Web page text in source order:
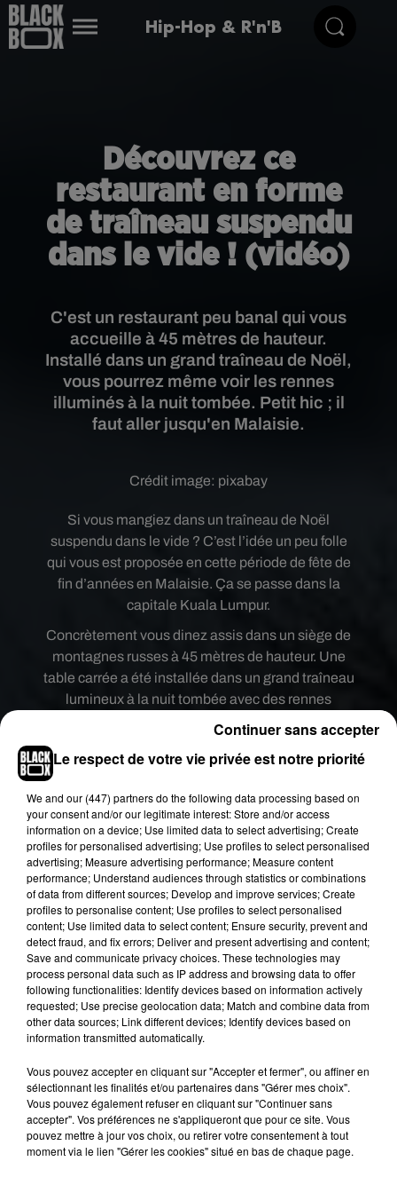
Hip-Hop & R'n'B
Découvrez ce
restaurant en forme
de traîneau suspendu
dans le vide ! (vidéo)
Publié : 14 décembre 2018 à 9h47 par Maud
C'est un restaurant peu banal qui vous
accueille à 45 mètres de hauteur.
Installé dans un grand traîneau de Noël,
vous pourrez même voir les rennes
illuminés à la nuit tombée. Petit hic ; il
faut aller jusqu'en Malaisie.
Crédit image: pixabay
Si vous mangiez dans un traîneau de Noël
suspendu dans le vide ? C’est l’idée un peu folle
qui vous est proposée en cette période de fête de
fin d’années en Malaisie. Ça se passe dans la
capitale Kuala Lumpur.
Concrètement vous dinez assis dans un siège de
montagnes russes à 45 mètres de hauteur. Une
table carrée a été installée dans un grand traîneau
lumineux à la nuit tombée avec des rennes
Côté tarif, le menu proposé est à un peu plus de
100 euros. Et pour vraiment être totalement dans
l’ambiance, des chants de Noël résonnent tout au
long de votre repas.
Le respect de votre vie privée est notre priorité
We and our (447) partnersdo the following data processing based on
your consent and/or our legitimate interest: Store and/or access
information on a device; Use limited data to select advertising; Create
profiles for personalised advertising; Use profiles to select personalised
advertising; Measure advertising performance; Measure content
performance; Understand audiences through statistics or combinations
of data from different sources; Develop and improve services; Create
profiles to personalise content; Use profiles to select personalised
content; Use limited data to select content; Ensure security, prevent and
detect fraud, and fix errors; Deliver and present advertising and content;
Save and communicate privacy choices. These technologies may
process personal data such as IP address and browsing data to offer
following functionalities: Identify devices based on information actively
requested; Use precise geolocation data; Match and combine data from
other data sources; Link different devices; Identify devices based on
information transmitted automatically.
Vous pouvez accepter en cliquant sur "Accepter et fermer", ou affiner en
sélectionnant les finalités et/ou partenaires dans "Gérer mes choix".
Vous pouvez également refuser en cliquant sur "Continuer sans
accepter". Vos préférences ne s'appliqueront que pour ce site. Vous
pouvez mettre à jour vos choix, ou retirer votre consentement à tout
moment via le lien "Gérer les cookies" situé en bas de chaque page.
Continuer sans accepter